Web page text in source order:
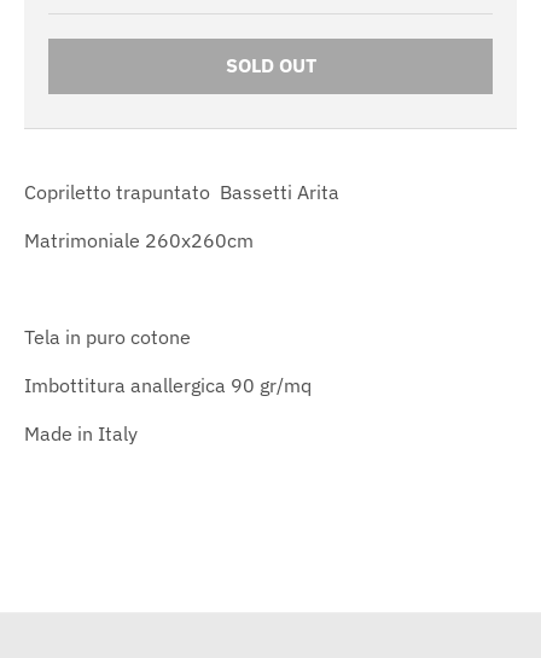
Iscriviti alla newsletter per gli aggiornamenti su nuovi
SOLD OUT
Copriletto trapuntato Bassetti Arita
Matrimoniale 260x260cm
Tela in puro cotone
Imbottitura anallergica 90 gr/mq
Made in Italy